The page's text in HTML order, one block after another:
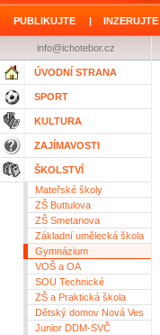
PUBLIKUJTE | INZERUJTE
info@ichotebor.cz
ÚVODNÍ STRANA
SPORT
KULTURA
ZAJÍMAVOSTI
ŠKOLSTVÍ
Mateřské školy
ZŠ Buttulova
ZŠ Smetanova
Základní umělecká škola
Gymnázium
VOŠ a OA
SOU Technické
ZŠ a Praktická škola
Dětský domov Nová Ves
Junior DDM-SVČ